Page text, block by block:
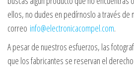
ellos, no dudes en pedírnoslo a través de
correo info@electronicacompel.com.
A pesar de nuestros esfuerzos, las
que los fabricantes se reservan el